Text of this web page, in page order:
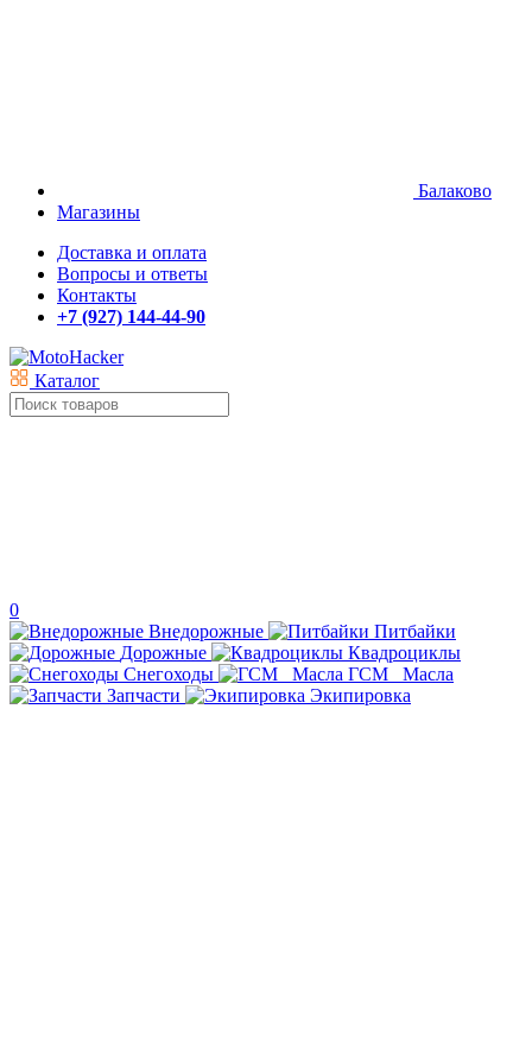
Балаково
Магазины
Доставка и оплата
Вопросы и ответы
Контакты
+7 (927) 144-44-90
Каталог
0
Внедорожные
Питбайки
Дорожные
Квадроциклы
Снегоходы
ГСМ _Масла
Запчасти
Экипировка